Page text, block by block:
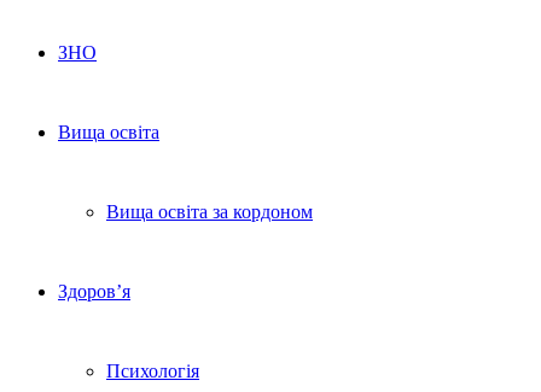
ЗНО
Вища освіта
Вища освіта за кордоном
Здоров’я
Психологія